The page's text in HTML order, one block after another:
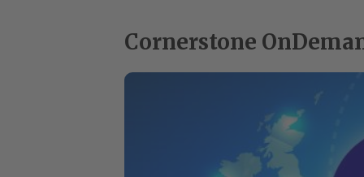
Cornerstone